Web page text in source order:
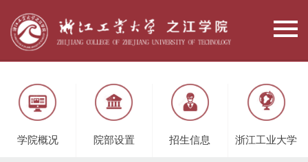
学院概况 院部设置 招生信息 浙江工业大学